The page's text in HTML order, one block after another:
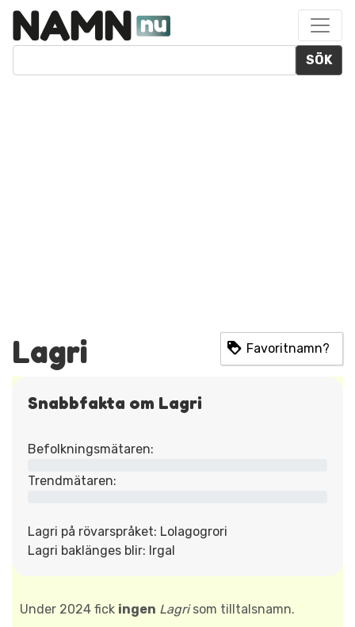
SÖK
Lagri Favoritnamn?
Snabbfakta om Lagri
Befolkningsmätaren:
Trendmätaren:
Lagri på rövarspråket: Lolagogrori
Lagri baklänges blir: Irgal
Under 2024 fick ingen Lagrisom tilltalsnamn.